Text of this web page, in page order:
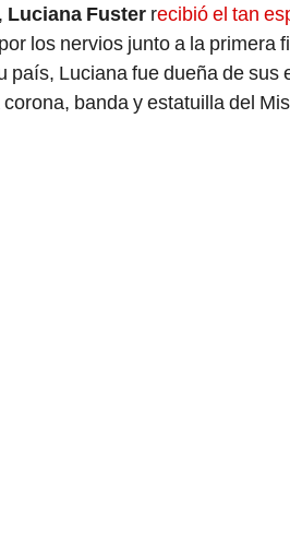
Luciana Fuster recibió el tan
los nervios junto a la primera
país, Luciana fue dueña de sus
banda y estatuilla del